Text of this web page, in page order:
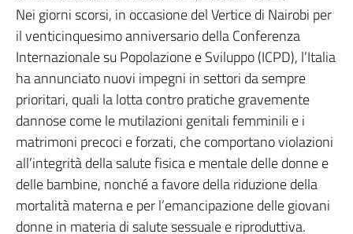
Nei giorni scorsi, in occasione del Vertice di Nairobi per
il venticinquesimo anniversario della Conferenza
Internazionale su Popolazione e Sviluppo (ICPD), l’Italia
ha annunciato nuovi impegni in settori da sempre
prioritari, quali la lotta contro pratiche gravemente
dannose come le mutilazioni genitali femminili e i
matrimoni precoci e forzati, che comportano violazioni
all’integrità della salute fisica e mentale delle donne e
delle bambine, nonché a favore della riduzione della
mortalità materna e per l’emancipazione delle giovani
donne in materia di salute sessuale e riproduttiva.